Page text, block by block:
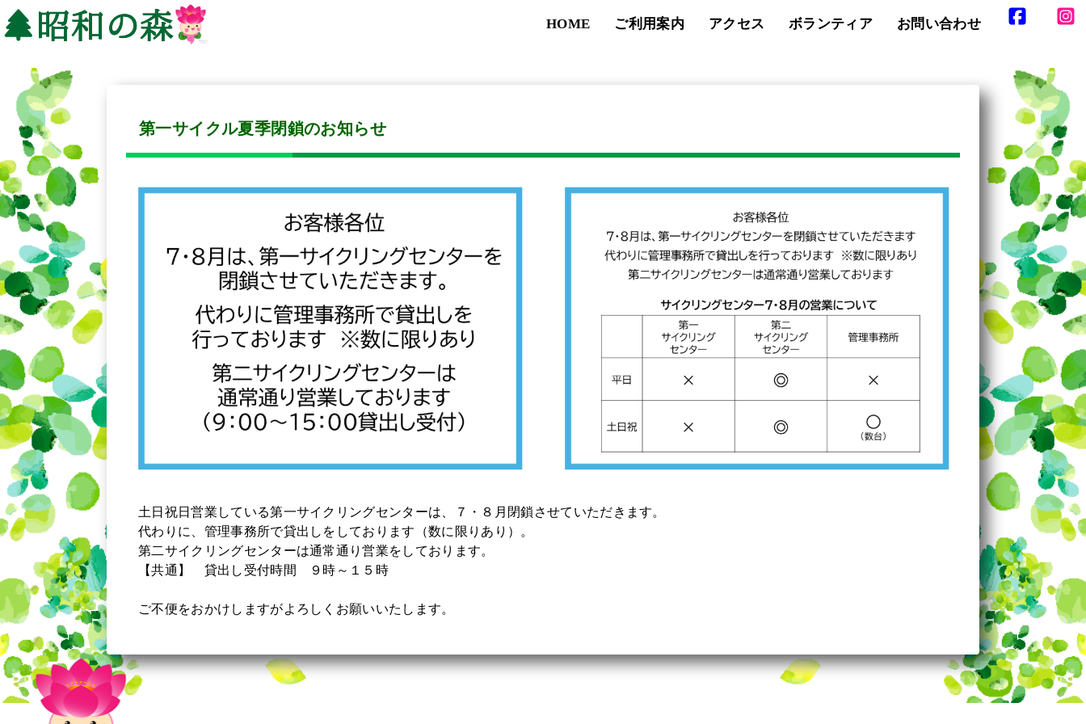
HOME ご利用案内 アクセス ボランティア お問い合わせ
第一サイクル夏季閉鎖のお知らせ
土日祝日営業している第一サイクリングセンターは、７・８月閉鎖させていただきます。
代わりに、管理事務所で貸出しをしております（数に限りあり）。
第二サイクリングセンターは通常通り営業をしております。
【共通】 貸出し受付時間 ９時～１５時
ご不便をおかけしますがよろしくお願いいたします。